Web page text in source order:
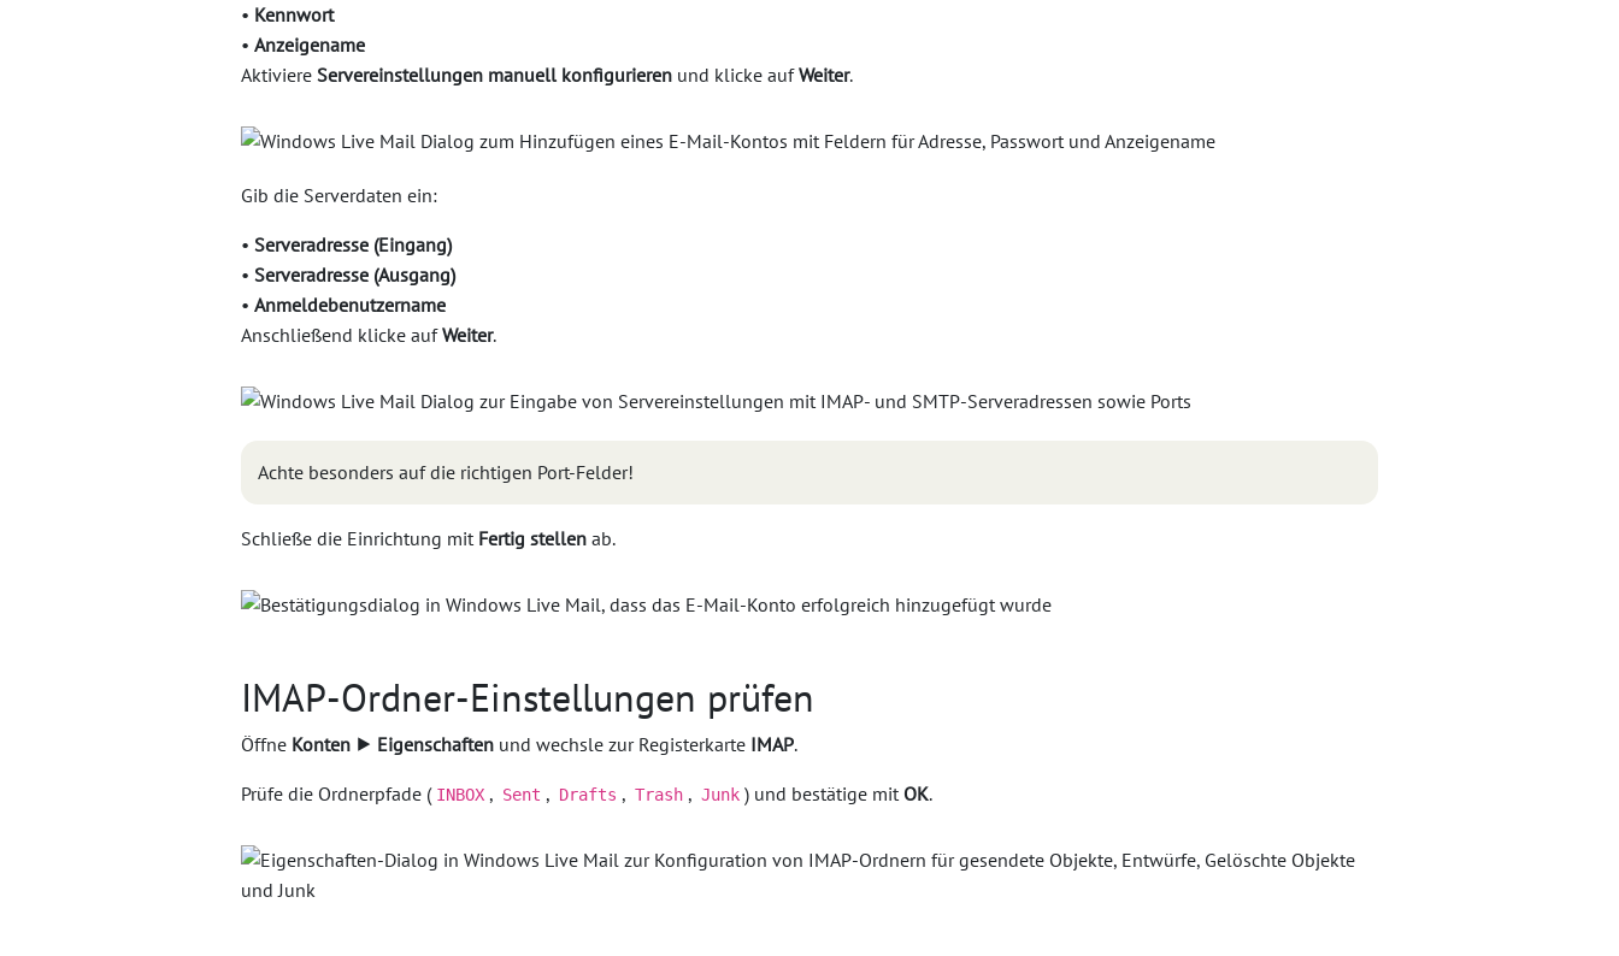
• Kennwort
• Anzeigename
Aktiviere Servereinstellungen manuell konfigurieren und klicke aufWeiter.
Gib die Serverdaten ein:
• Serveradresse (Eingang)
• Serveradresse (Ausgang)
• Anmeldebenutzername
Anschließend klicke aufWeiter.
Achte besonders auf die richtigen Port-Felder!
Schließe die Einrichtung mit Fertig stellen ab.
IMAP-Ordner-Einstellungen prüfen
Öffne Konten ⯈ Eigenschaften und wechsle zur Registerkarte IMAP.
Prüfe die Ordnerpfade ( INBOX , Sent , Drafts , Trash , Junk ) und bestätige mit OK.